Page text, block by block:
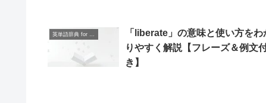
英単語辞典 for Beginners
「liberate」の意味と使い方をわ
りやすく解説【フレーズ＆例文
き】